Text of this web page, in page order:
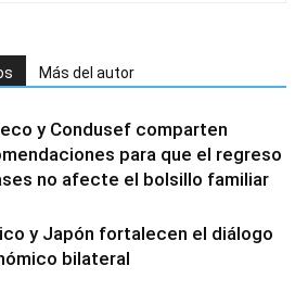
Más del autor
y Condusef comparten
para que el regreso
no afecte el bolsillo familiar
y Japón fortalecen el diálogo
bilateral